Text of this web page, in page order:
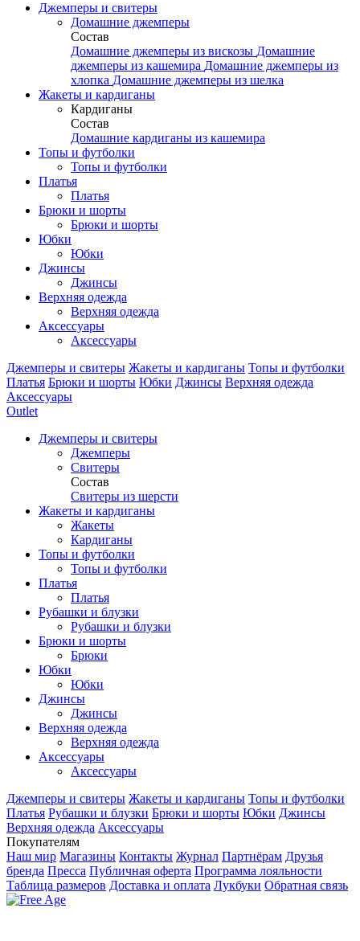
Джемперы и свитеры
Домашние джемперы
Состав
Домашние джемперы из вискозы Домашние
джемперы из кашемира Домашние джемперы из
хлопка Домашние джемперы из шелка
Жакеты и кардиганы
Кардиганы
Состав
Домашние кардиганы из кашемира
Топы и футболки
Топы и футболки
Платья
Платья
Брюки и шорты
Брюки и шорты
Юбки
Юбки
Джинсы
Джинсы
Верхняя одежда
Верхняя одежда
Аксессуары
Аксессуары
Джемперы и свитеры Жакеты и кардиганы Топы и футболки
Платья Брюки и шорты Юбки Джинсы Верхняя одежда
Аксессуары
Outlet
Джемперы и свитеры
Джемперы
Свитеры
Состав
Свитеры из шерсти
Жакеты и кардиганы
Жакеты
Кардиганы
Топы и футболки
Топы и футболки
Платья
Платья
Рубашки и блузки
Рубашки и блузки
Брюки и шорты
Брюки
Юбки
Юбки
Джинсы
Джинсы
Верхняя одежда
Верхняя одежда
Аксесcуары
Аксесcуары
Джемперы и свитеры Жакеты и кардиганы Топы и футболки
Платья Рубашки и блузки Брюки и шорты Юбки Джинсы
Верхняя одежда Аксесcуары
Покупателям
Наш мир Магазины Контакты Журнал Партнёрам Друзья
бренда Пресса Публичная оферта Программа лояльности
Таблица размеров Доставка и оплата Лукбуки Обратная связь